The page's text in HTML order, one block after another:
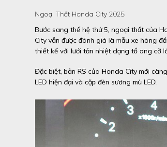
Ngoại Thất Honda City 2025
Bước sang thế hệ thứ 5, ngoại thất của
City vẫn được đánh giá là mẫu xe hàng
thiết kế với lưới tản nhiệt dạng tổ ong cỡ
Đặc biệt, bản RS của Honda City mới
LED hiện đại và cặp đèn sương mù LED.